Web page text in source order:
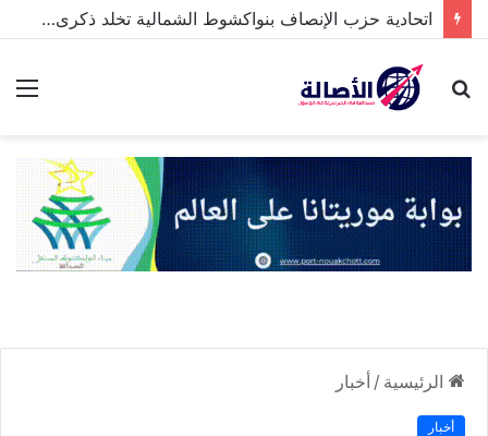
اتحادية حزب الإنصاف بنواكشوط الشمالية تخلد ذكرى تنصيب رئيس الجمهورية
بحث
الرئيسية / أخبار
أخبار